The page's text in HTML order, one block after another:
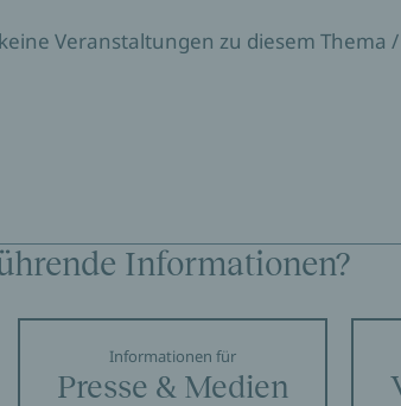
Veranstaltungen zu diesem Thema
Informationen?
Informationen für
Presse & Medien